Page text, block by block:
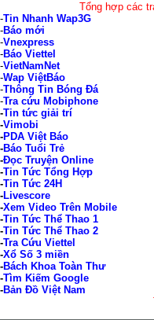
Tổng hợp các
-Tin Nhanh Wap3G
-Báo mới
-Vnexpress
-Báo Viettel
-VietNamNet
-Wap ViệtBáo
-Thông Tin Bóng Đá
-Tra cứu Mobiphone
-Tin tức giải trí
-Vimobi
-PDA Việt Báo
-Báo Tuổi Trẻ
-Đọc Truyện Online
-Tin Tức Tổng Hợp
-Tin Tức 24H
-Livescore
-Xem Video Trên Mobile
-Tin Tức Thể Thao 1
-Tin Tức Thể Thao 2
-Tra Cứu Viettel
-Xổ Số 3 miền
-Bách Khoa Toàn Thư
-Tìm Kiếm Google
-Bản Đồ Việt Nam